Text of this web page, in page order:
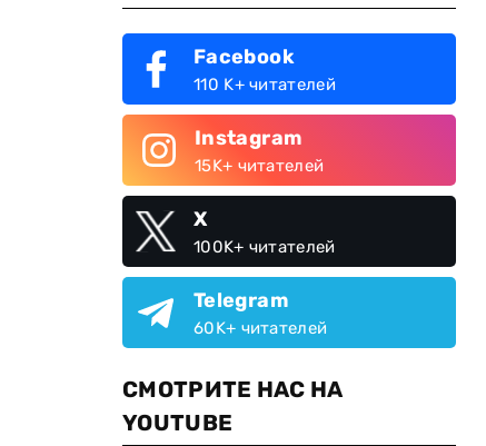
Facebook
110 K+ читателей
Instagram
15K+ читателей
X
100K+ читателей
Telegram
60K+ читателей
СМОТРИТЕ НАС НА
YOUTUBE